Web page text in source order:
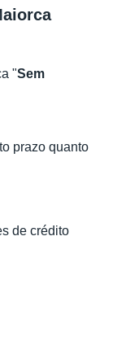
"Sem
prazo quanto
de crédito